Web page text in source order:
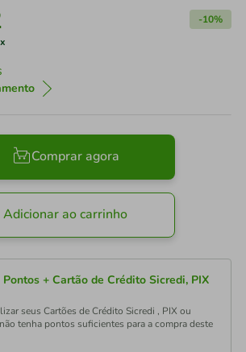
-10%
Comprar agora
Adicionar ao carrinho
Pontos + Cartão de Crédito Sicredi, PIX
seus Cartões de Crédito Sicredi , PIX ou
tenha pontos suficientes para a compra deste